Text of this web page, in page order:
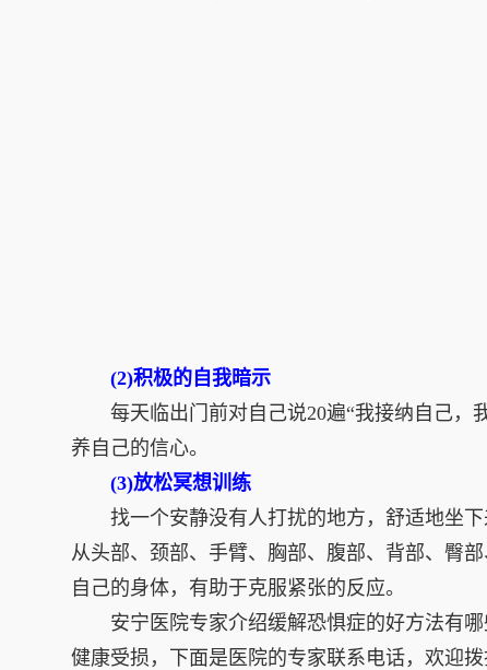
(2)积极的自我暗示
每天临出门前对自己说20遍“我接纳自己，
养自己的信心。
(3)放松冥想训练
找一个安静没有人打扰的地方，舒适地坐下
从头部、颈部、手臂、胸部、腹部、背部、臀
自己的身体，有助于克服紧张的反应。
安宁医院专家介绍缓解恐惧症的好方法有哪
健康受损，下面是医院的专家联系电话，欢迎